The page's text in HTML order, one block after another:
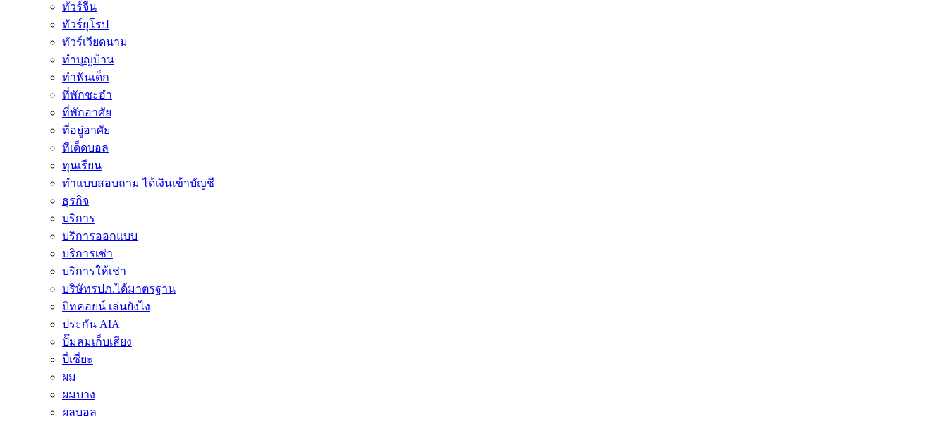
ทัวร์จีน
ทัวร์ยุโรป
ทัวร์เวียดนาม
ทำบุญบ้าน
ทำฟันเด็ก
ที่พักชะอำ
ที่พักอาศัย
ที่อยู่อาศัย
ทีเด็ดบอล
ทุนเรียน
ทําแบบสอบถาม ได้เงินเข้าบัญชี
ธุรกิจ
บริการ
บริการออกแบบ
บริการเช่า
บริการให้เช่า
บริษัทรปภ.ได้มาตรฐาน
บิทคอยน์ เล่นยังไง
ประกัน AIA
ปั๊มลมเก็บเสียง
ปี่เซี่ยะ
ผม
ผมบาง
ผลบอล